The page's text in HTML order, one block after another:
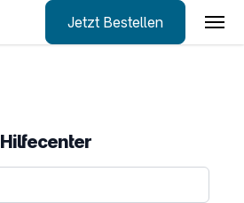
Jetzt Bestellen
Hilfecenter